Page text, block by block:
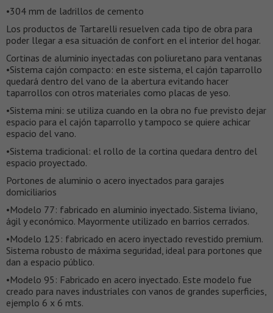
•304 mm de ladrillos de cemento
Los productos de Tartarelli resuelven cada tipo de obra para
poder llegar a esa situación de confort en el interior del hogar.
Cortinas de aluminio inyectadas con poliuretano para ventanas
•Sistema cajón compacto: en este sistema, el cajón taparrollo
quedará dentro del vano de la abertura evitando hacer
taparrollos con otros materiales como placas de yeso.
•Sistema mini: se utiliza cuando en la obra no fue previsto dejar
espacio para el cajón taparrollo y tampoco se quiere achicar
espacio del vano.
•Sistema tradicional: el rollo de la cortina quedara dentro del
espacio proyectado.
Portones de aluminio o acero inyectados para garajes
domiciliarios
•Modelo 77: fabricado en aluminio inyectado. Sistema liviano,
ágil y económico. Mayormente utilizado en barrios cerrados.
•Modelo 125: fabricado en acero inyectado revestido premium.
Sistema robusto de máxima seguridad, ideal para portones que
dan a espacio público.
•Modelo 95: Fabricado en acero inyectado. Este modelo fue
creado para naves industriales con vanos de grandes superficies,
ejemplo 6 x 6 mts.